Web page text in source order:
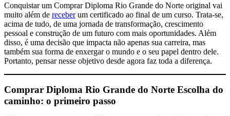
Conquistar um Comprar Diploma Rio Grande do Norte original vai
muito além de receberum certificado ao final de um curso. Trata-se,
acima de tudo, de uma jornada de transformação, crescimento
pessoal e construção de um futuro com mais oportunidades. Além
disso, é uma decisão que impacta não apenas sua carreira, mas
também sua forma de enxergar o mundo e o seu papel dentro dele.
Portanto, pensar nesse objetivo desde agora faz toda a diferença.
Comprar Diploma Rio Grande do Norte Escolha do
caminho: o primeiro passo